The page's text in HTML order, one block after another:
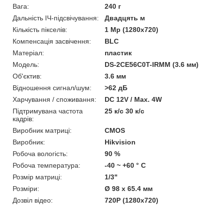
Вага:
240 г
Дальність ІЧ-підсвічування:
Двадцять м
Кількість пікселів:
1 Mp (1280x720)
Компенсація засвічення:
BLC
Матеріал:
пластик
Модель:
DS-2CE56C0T-IRMM (3.6 мм)
Об'єктив:
3.6 мм
Відношення сигнал/шум:
>62 дБ
Харчування / споживання:
DC 12V / Max. 4W
Підтримувана частота
кадрів:
25 к/с 30 к/с
Виробник матриці:
CMOS
Виробник:
Hikvision
Робоча вологість:
90 %
Робоча температура:
-40 ~ +60 ° С
Розмір матриці:
1/3"
Розміри:
Ø 98 x 65.4 мм
Дозвіл відео:
720Р (1280х720)